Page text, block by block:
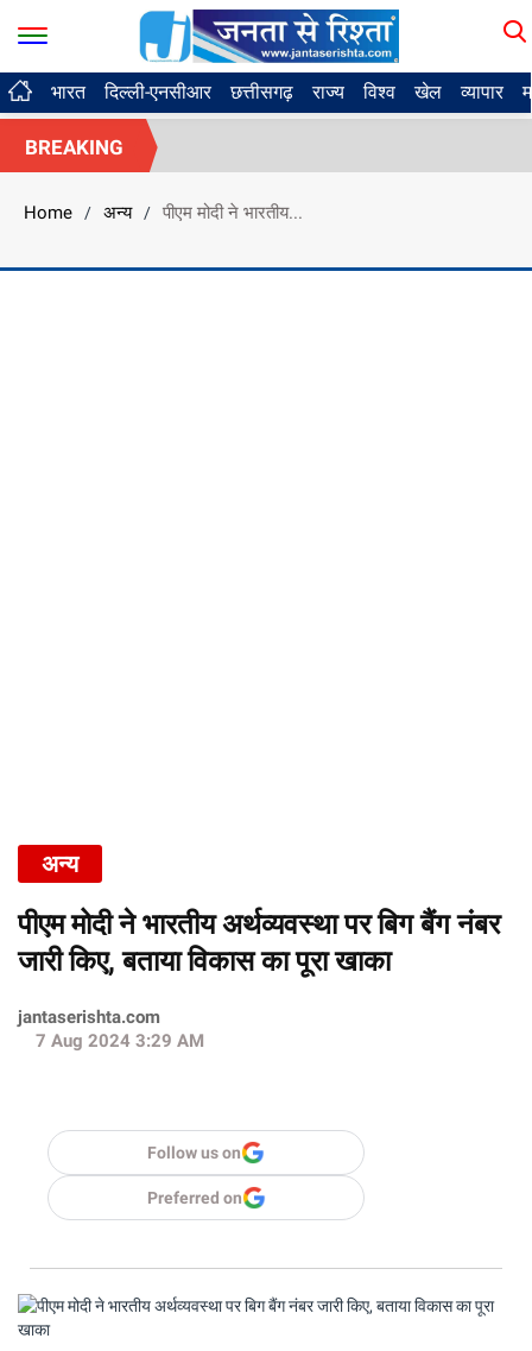
भारत दिल्ली-एनसीआर छत्तीसगढ़ राज्य विश्व खेल व्यापार
BREAKING
Home / अन्य / पीएम मोदी ने भारतीय...
अन्य
पीएम मोदी ने भारतीय अर्थव्यवस्था पर बिग बैंग नंबर
जारी किए, बताया विकास का पूरा खाका
jantaserishta.com
7 Aug 2024 3:29 AM
Follow us on
Preferred on